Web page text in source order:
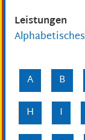
Leistungen
A B
H
I